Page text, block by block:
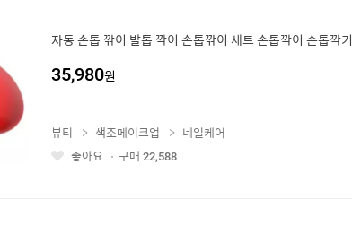
자동 손톱 깎이 발톱 깍이 손톱깎이 세트 손톱깍이 손톱깍기
35,980원
좋
뷰티 색조메이크업
네일케어
좋아요
구매 22,588